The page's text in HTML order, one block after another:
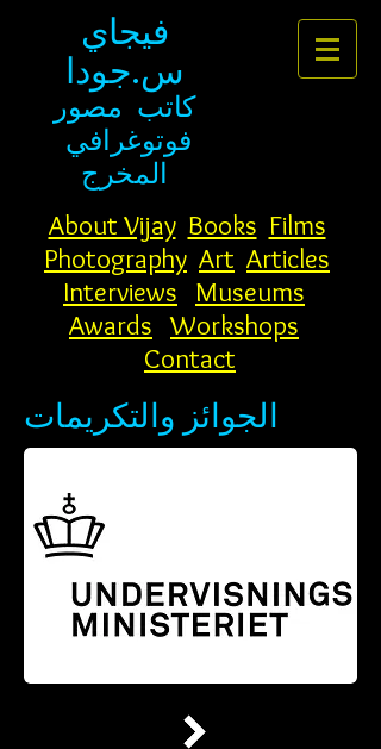
فيجاي
س.جودا
كاتب مصور
فوتوغرافي
المخرج
About Vijay Books Films
Photography Art Articles
Interviews
Museums
Awards Workshops
Contact
الجوائز والتكريمات